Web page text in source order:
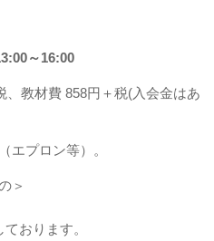
～16:00
、教材費 858円＋税(入会金はあ
エプロン等）。
＞
おります。